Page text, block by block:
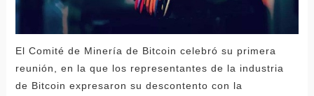
El Comité de Minería de Bitcoin celebró su primera
reunión, en la que los representantes de la industria
de Bitcoin expresaron su descontento con la